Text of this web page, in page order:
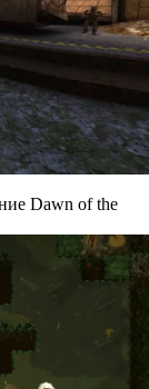
Dawn of the